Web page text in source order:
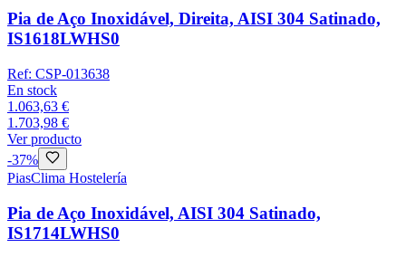
Pia de Aço Inoxidável, Direita, AISI 304 Satinado,
IS1618LWHS0
Ref: CSP-013638
En stock
1.063,63 €
1.703,98 €
Ver producto
-37%
PiasClima Hostelería
Pia de Aço Inoxidável, AISI 304 Satinado,
IS1714LWHS0